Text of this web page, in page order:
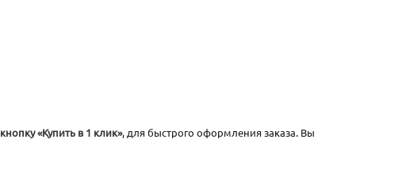
кнопку «Купить в 1 клик», для быстрого оформления заказа. Вы